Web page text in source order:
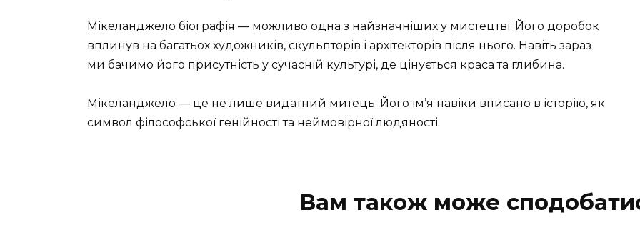
Мікеланджело біографія — можливо одна з найзначніших у мистецтві. Його доробок
вплинув на багатьох художників, скульпторів і архітекторів після нього. Навіть зараз
ми бачимо його присутність у сучасній культурі, де цінується краса та глибина.
Мікеланджело — це не лише видатний митець. Його ім’я навіки вписано в історію, як
символ філософської генійності та неймовірної людяності.
Вам також може